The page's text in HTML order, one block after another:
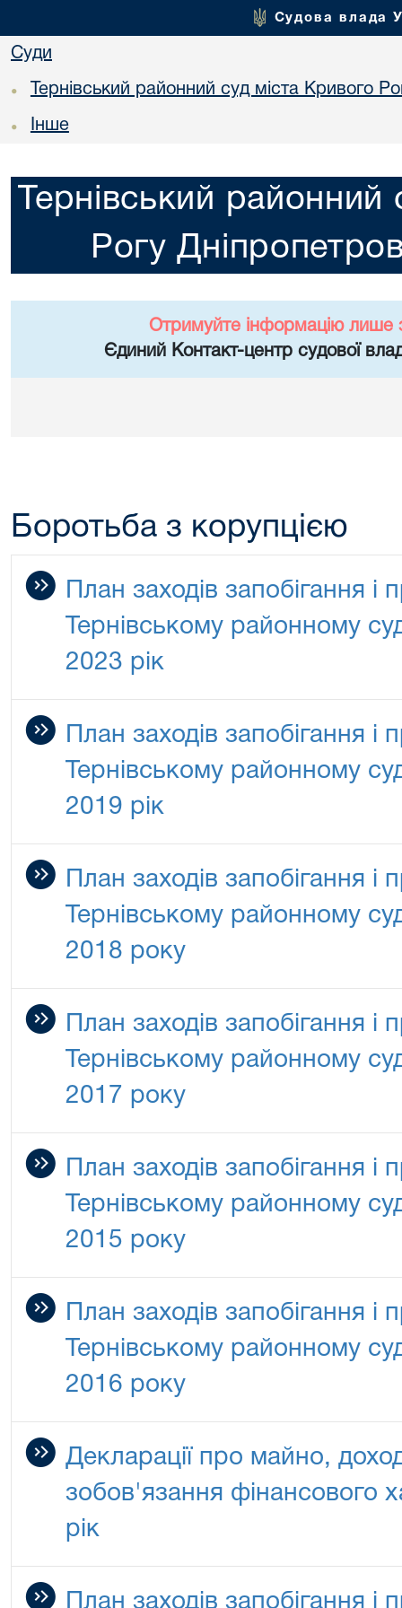
Судова влада
Суди
• Тернівський районний суд міста Кривого
• Інше
Тернівський районний
Рогу
Отримуйте інформацію лише
Єдиний Контакт-центр судової
Боротьба з корупцією
План заходів запобігання і
Тернівському районному
2023 рік
План заходів запобігання і
Тернівському районному
2019 рік
План заходів запобігання і
Тернівському районному
2018 року
План заходів запобігання і
Тернівському районному
2017 року
План заходів запобігання і
Тернівському районному
2015 року
План заходів запобігання і
Тернівському районному
2016 року
Декларації про майно,
зобов'язання фінансового
рік
План заходів запобігання і